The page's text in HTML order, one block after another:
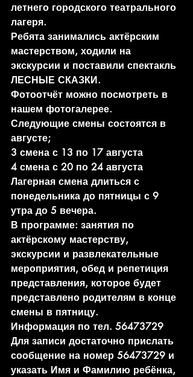
летнего городского театрального
лагеря.
Ребята занимались актёрским
мастерством, ходили на
экскурсии и поставили спектакль
ЛЕСНЫЕ СКАЗКИ.
Фотоотчёт можно посмотреть в
нашем фотогалерее.
Следующие смены состоятся в
августе;
3 смена с 13 по 17 августа
4 смена с 20 по 24 августа
Лагерная смена длиться с
понедельника до пятницы с 9
утра до 5 вечера.
В программе: занятия по
актёрскому мастерству,
экскурсии и развлекательные
мероприятия, обед и репетиция
представления, которое будет
представлено родителям в конце
смены в пятницу.
Информация по тел. 56473729
Для записи достаточно прислать
сообщение на номер 56473729 и
указать Имя и Фамилию ребёнка,